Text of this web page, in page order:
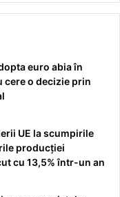
euro abia în
cere o decizie prin
UE la scumpirile
producției
cu 13,5% într-un an